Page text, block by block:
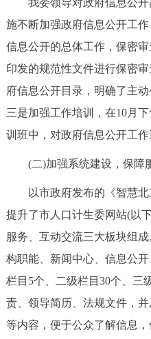
我委领导对政府信息公开
施不断加强政府信息公开工
信息公开的总体工作，保密
印发的规范性文件进行保密
府信息公开目录，明确了主
三是加强工作培训，在10月
训班中，对政府信息公开工作
(二)加强系统建设，保障
以市政府发布的《智慧北
提升了市人口计生委网站(以
服务、互动交流三大板块组
构职能、新闻中心、信息公
栏目5个、二级栏目30个、三
责、领导简历、法规文件，
等内容，便于公众了解信息